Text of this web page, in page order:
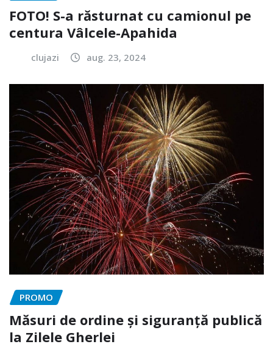
FOTO! S-a răsturnat cu camionul pe
centura Vâlcele-Apahida
clujazi aug. 23, 2024
PROMO
Măsuri de ordine și siguranță publică
la Zilele Gherlei